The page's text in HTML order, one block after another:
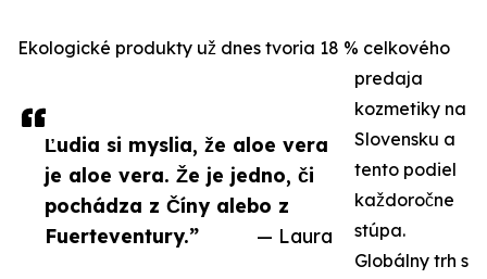
Ľudia si myslia, že aloe vera
je aloe vera. Že je jedno, či
pochádza z Číny alebo z
Fuerteventury.”
— Laura
Ekologické produkty už dnes tvoria 18 % celkového
predaja
kozmetiky na
Slovensku a
tento podiel
každoročne
stúpa.
Globálny trh s